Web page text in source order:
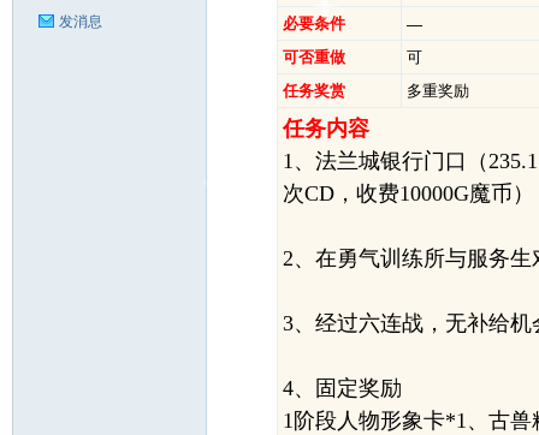
发消息
必要条件
—
可否重做
可
任务奖赏
多重奖励
任务内容
1、法兰城银行门口（
次CD，收费10000G魔币）
2、在勇气训练所与服务生
3、经过六连战，无补给机
4、固定奖励
1阶段人物形象卡*1、古兽